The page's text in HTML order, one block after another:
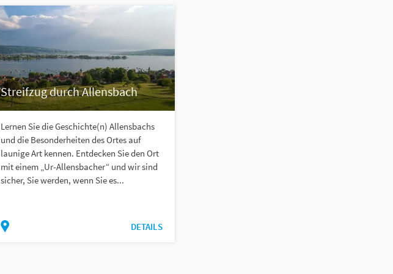
Streifzug durch Allensbach
Lernen Sie die Geschichte(n) Allensbachs
und die Besonderheiten des Ortes auf
launige Art kennen. Entdecken Sie den Ort
mit einem „Ur-Allensbacher“ und wir sind
sicher, Sie werden, wenn Sie es...
DETAILS